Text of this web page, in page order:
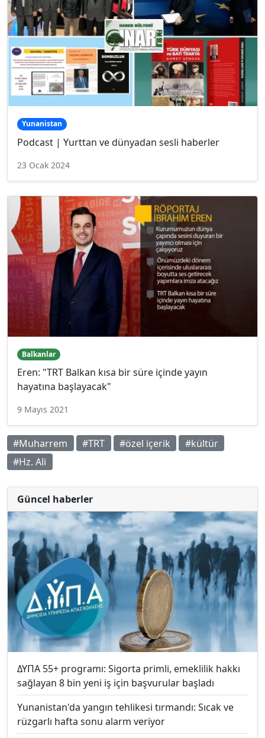
Yunanistan
Podcast | Yurttan ve dünyadan sesli haberler
23 Ocak 2024
Balkanlar
Eren: "TRT Balkan kısa bir süre içinde yayın
hayatına başlayacak"
9 Mayıs 2021
#Muharrem #TRT #özel içerik
#kültür
#Hz. Ali
Güncel haberler
ΔΥΠΑ 55+ programı: Sigorta primli, emeklilik hakkı
sağlayan 8 bin yeni iş için başvurular başladı
Yunanistan'da yangın tehlikesi tırmandı: Sıcak ve
rüzgarlı hafta sonu alarm veriyor